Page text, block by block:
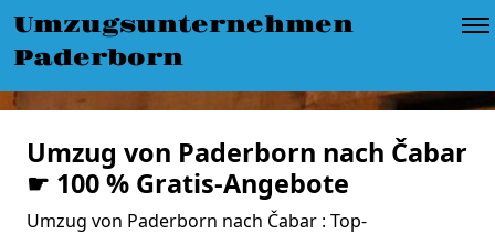
Umzugsunternehmen
Paderborn
Umzug von Paderborn nach Čabar
☛ 100 % Gratis-Angebote
Umzug von Paderborn nach Čabar : Top-